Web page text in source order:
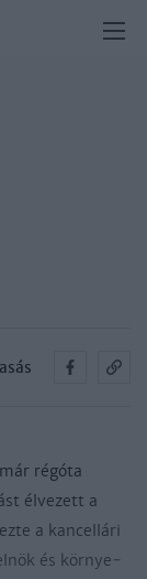
régóta
él­ve­zett a
a kan­cel­lá­ri
és kör­nye­